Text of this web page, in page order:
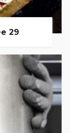
29